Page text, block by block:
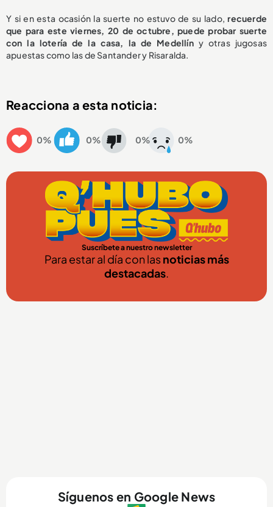
Y si en esta ocasión la suerte no estuvo de su lado,recuerde
que para este viernes, 20 de octubre, puede probar suerte
con la lotería de la casa, la de Medellíny otras jugosas
apuestas como las de Santander y Risaralda.
Reacciona a esta noticia:
0% 0% 0% 0%
Suscríbete a nuestro newsletter
Para estar al día con lasnoticias más
destacadas.
Síguenos en Google News